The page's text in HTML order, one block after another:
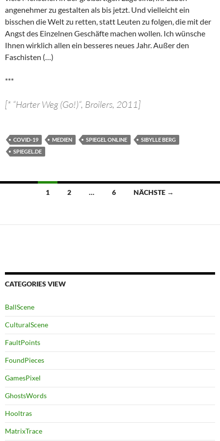
angenehmer zu gestalten als bis jetzt. Und vielleicht ein
bisschen die Welt zu retten, statt Leuten zu folgen, die mit der
Angst des Einzelnen Geschäfte machen wollen. Ich wünsche
Ihnen wirklich allen ein besseres neues Jahr. Außer den
Faschisten (…)
***
[* “Harter Weg (Go!)“, Broilers, 2011]
COVID-19 MEDIEN SPIEGEL ONLINE
SIBYLLE BERG
SPIEGEL.DE
Beitragsnavigation
1 2 … 6 NÄCHSTE →
CATEGORIES VIEW
BallScene
CulturalScene
FaultPoints
FoundPieces
GamesPixel
GhostsWords
Hooltras
MatrixTrace